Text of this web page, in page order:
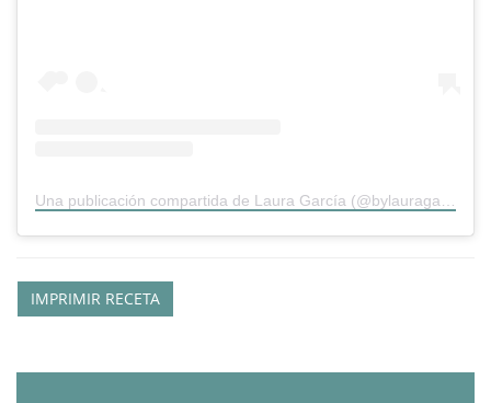
Una publicación compartida de Laura García (@bylauragarcia)
IMPRIMIR RECETA